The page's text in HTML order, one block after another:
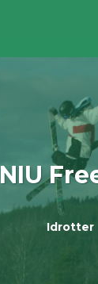
NIU
Idrotter